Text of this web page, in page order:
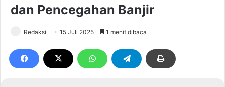
dan Pencegahan Banjir
Redaksi 15 Juli 2025 1 menit dibaca